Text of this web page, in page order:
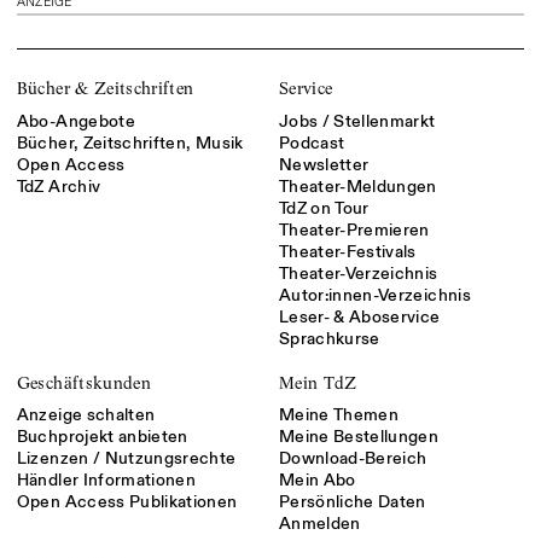
Bücher & Zeitschriften
Abo-Angebote
Bücher, Zeitschriften, Musik
Open Access
TdZ Archiv
Service
Jobs / Stellenmarkt
Podcast
Newsletter
Theater-Meldungen
TdZ on Tour
Theater-Premieren
Theater-Festivals
Theater-Verzeichnis
Autor:innen-Verzeichnis
Leser- & Aboservice
Sprachkurse
Geschäftskunden
Anzeige schalten
Buchprojekt anbieten
Lizenzen / Nutzungsrechte
Händler Informationen
Open Access Publikationen
Mein TdZ
Meine Themen
Meine Bestellungen
Download-Bereich
Mein Abo
Persönliche Daten
Anmelden